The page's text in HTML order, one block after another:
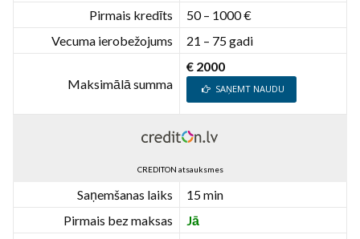
Pirmais kredīts
50 – 1000 €
Vecuma ierobežojums
21 – 75 gadi
Maksimālā summa
€ 2000
SAŅEMT NAUDU
CREDITON atsauksmes
Saņemšanas laiks
15 min
Pirmais bez maksas
Jā